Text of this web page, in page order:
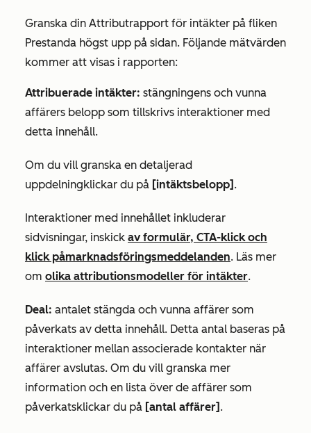
Granska din Attributrapport för intäkter på fliken
Prestanda högst upp på sidan. Följande mätvärden
kommer att visas i rapporten:
Attribuerade intäkter: stängningens och vunna
affärers belopp som tillskrivs interaktioner med
detta innehåll.
Om du vill granska en detaljerad
uppdelningklickar du på [intäktsbelopp] .
Interaktioner med innehållet inkluderar
sidvisningar, inskick av formulär, CTA-klick och
klick påmarknadsföringsmeddelanden. Läs mer
om olika attributionsmodeller för intäkter.
Deal: antalet stängda och vunna affärer som
påverkats av detta innehåll. Detta antal baseras på
interaktioner mellan associerade kontakter när
affärer avslutas. Om du vill granska mer
information och en lista över de affärer som
påverkatsklickar du på [antal affärer] .